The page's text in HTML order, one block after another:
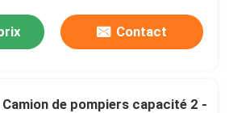
Contact
Camion de pompiers capacité 2 -